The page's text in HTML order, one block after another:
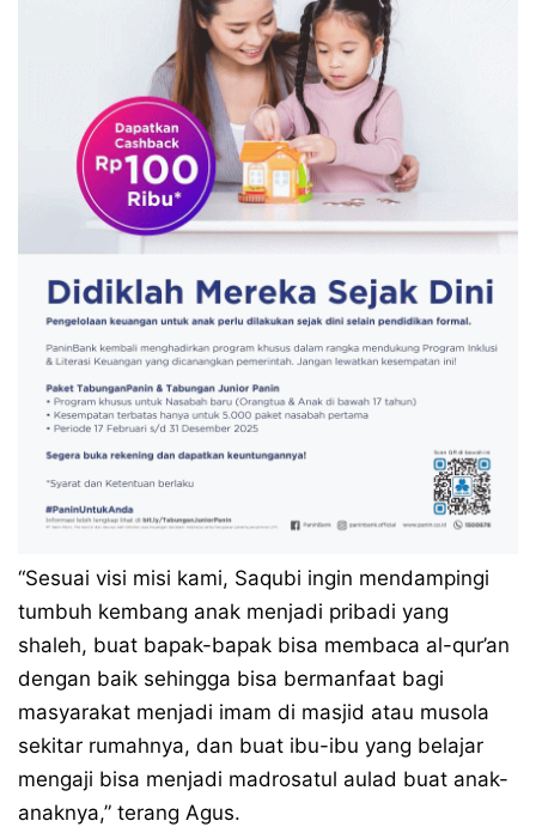
“Sesuai visi misi kami, Saqubi ingin mendampingi
tumbuh kembang anak menjadi pribadi yang
shaleh, buat bapak-bapak bisa membaca al-qur’an
dengan baik sehingga bisa bermanfaat bagi
masyarakat menjadi imam di masjid atau musola
sekitar rumahnya, dan buat ibu-ibu yang belajar
mengaji bisa menjadi madrosatul aulad buat anak-
anaknya,” terang Agus.